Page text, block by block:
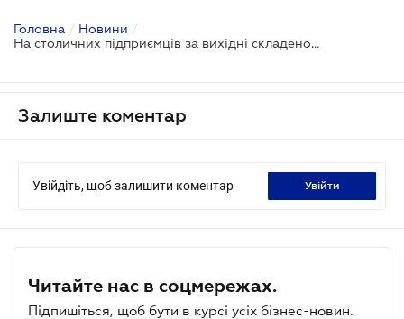
Головна / Новини /
На столичних підприємців за вихідні складено 44 протоколи про порушення карантину
Залиште коментар
Увійдіть, щоб залишити коментар увійти
Читайте нас в соцмережах.
Підпишіться, щоб бути в курсі усіх бізнес-новин.